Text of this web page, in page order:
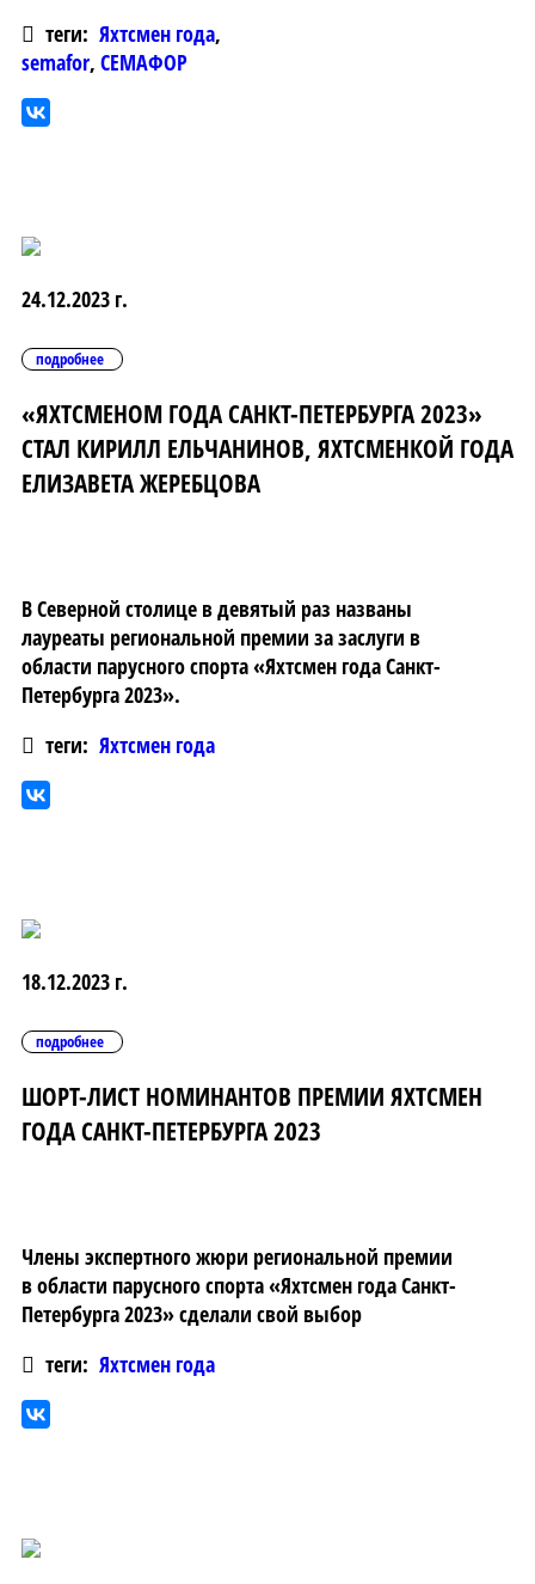
теги: Яхтсмен года,
semafor, СЕМАФОР
24.12.2023 г.
подробнее
«ЯХТСМЕНОМ ГОДА САНКТ-ПЕТЕРБУРГА 2023»
СТАЛ КИРИЛЛ ЕЛЬЧАНИНОВ, ЯХТСМЕНКОЙ ГОДА
ЕЛИЗАВЕТА ЖЕРЕБЦОВА
В Северной столице в девятый раз названы
лауреаты региональной премии за заслуги в
области парусного спорта «Яхтсмен года Санкт-
Петербурга 2023».
теги: Яхтсмен года
18.12.2023 г.
подробнее
ШОРТ-ЛИСТ НОМИНАНТОВ ПРЕМИИ ЯХТСМЕН
ГОДА САНКТ-ПЕТЕРБУРГА 2023
Члены экспертного жюри региональной премии
в области парусного спорта «Яхтсмен года Санкт-
Петербурга 2023» сделали свой выбор
теги: Яхтсмен года